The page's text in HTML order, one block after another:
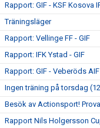
Rapport: GIF - KSF Kosova
Träningsläger
Rapport: Vellinge FF - GIF
Rapport: IFK Ystad - GIF
Rapport: GIF - Veberöds AIF
Ingen träning på torsdag
Besök av Actionsport!
Rapport Nils Holgersson